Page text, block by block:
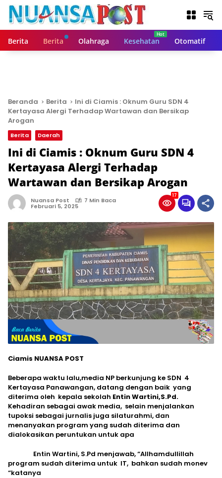
Berita Berita Olahraga Kesehatan Otomatif
Beranda Berita
Ini di Ciamis : Oknum Guru SDN 4
Kertayasa Alergi Terhadap Wartawan dan Bersikap
Arogan
Berita Daerah
Ini di Ciamis : Oknum Guru SDN 4
Kertayasa Alergi Terhadap
Wartawan dan Bersikap Arogan
Nuansa Post 7 Min Baca
Februari 5, 2025
17
Ciamis NUANSA POST
Beberapa waktu lalu,media NP berkunjung ke SDN 4
Kertayasa Panawangan, datang dengan baik yang
diterima oleh kepala sekolah Entin Wartini,S.Pd.
Kehadiran sebagai awak media, selain menjalankan
tupoksi sebagai jurnalis juga silaturahmi, dan
menanyakan program yang sudah diterima dan
dialokasikan peruntukan untuk apa
Entin Wartini, S.Pd menjawab, “Allhamdullillah
program sudah diterima untuk IT, bahkan sudah monev
“katanya